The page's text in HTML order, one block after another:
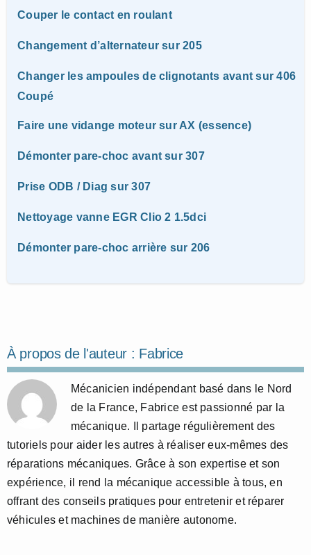
Couper le contact en roulant
Changement d’alternateur sur 205
Changer les ampoules de clignotants avant sur 406
Coupé
Faire une vidange moteur sur AX (essence)
Démonter pare-choc avant sur 307
Prise ODB / Diag sur 307
Nettoyage vanne EGR Clio 2 1.5dci
Démonter pare-choc arrière sur 206
À propos de l'auteur : Fabrice
Mécanicien indépendant basé dans le Nord
de la France, Fabrice est passionné par la
mécanique. Il partage régulièrement des
tutoriels pour aider les autres à réaliser eux-mêmes des
réparations mécaniques. Grâce à son expertise et son
expérience, il rend la mécanique accessible à tous, en
offrant des conseils pratiques pour entretenir et réparer
véhicules et machines de manière autonome.